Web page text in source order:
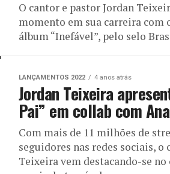
O cantor e pastor Jordan
momento em sua carreira com
álbum “Inefável”, pelo selo
LANÇAMENTOS 2022 4 anos atrás
Jordan Teixeira
Pai” em collab com
Com mais de 11 milhões de
seguidores nas redes sociais, o
Teixeira vem destacando-se no